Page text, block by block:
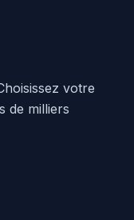
votre
de milliers